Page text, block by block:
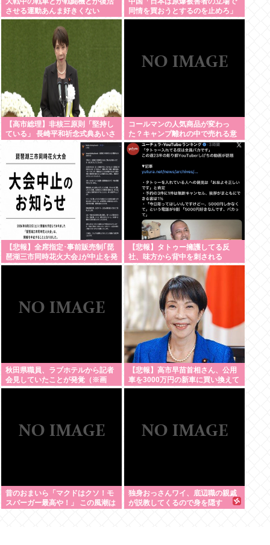
させる運動あんま好きくない
同情を買おうとするのを止めろ」
【高市総理】非核三原則「堅持し
ている」 長崎平和祈念式典あいさ
コールマンの人気商品が変わっ
た？キャンプ離れの中で売れる意
外なアウトドア用品とは
【悲報】全席指定･事前販売制｢琵
琶湖三市同時花火大会｣が中止を発
表 詐欺の可能性も 長浜市･彦根市･
【悲報】タトゥー擁護してる反
社、味方から背中を刺される
秋田県職員、ラブホテルから記者
会見していたことが発覚（※画
像・動画あり）
【悲報】高市早苗首相さん、公用
車を3000万円の新車に買い換えて
タバコを吸いまく
昔のおまいら「マクドはクソ！モ
スバーガー最高や！」 この風潮は
独身おっさんワイ、底辺職の親戚
が説教してくるので身を隠す